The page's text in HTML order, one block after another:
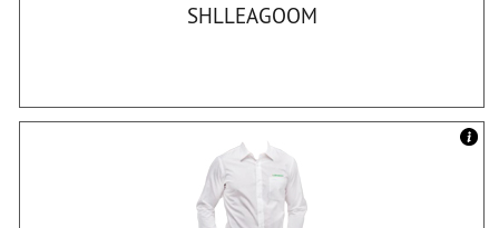
SHLLEAGOOM